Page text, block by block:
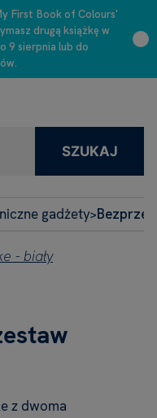
First Book of Colours'
drugą książkę w
9 sierpnia lub do
SZUKAJ
gadżety>
z dwoma